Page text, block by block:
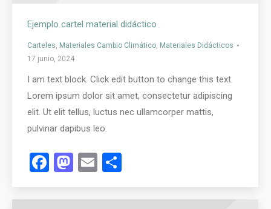
Ejemplo cartel material didáctico
Carteles, Materiales Cambio Climático, Materiales Didácticos
17 junio, 2024
I am text block. Click edit button to change this text.
Lorem ipsum dolor sit amet, consectetur adipiscing
elit. Ut elit tellus, luctus nec ullamcorper mattis,
pulvinar dapibus leo.
Facebook
Mastodon
Email